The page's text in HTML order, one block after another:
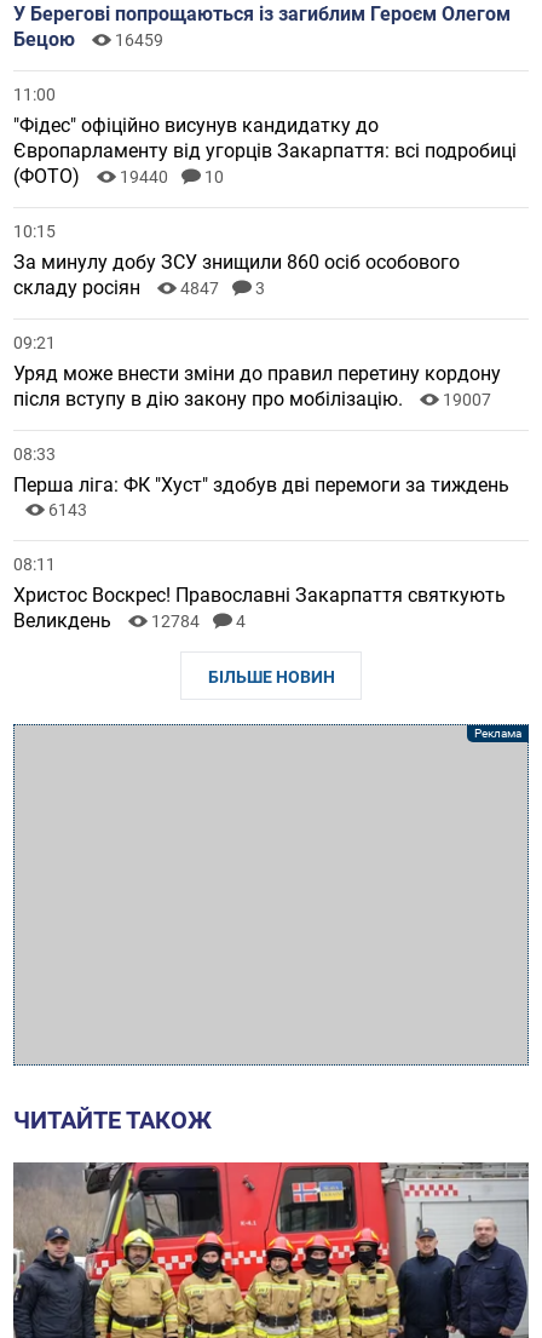
У Берегові попрощаються із загиблим Героєм Олегом
Бецою
16459
11:00
"Фідес" офіційно висунув кандидатку до
Європарламенту від угорців Закарпаття: всі подробиці
(ФОТО)
19440 10
10:15
За минулу добу ЗСУ знищили 860 осіб особового
складу росіян
4847 3
09:21
Уряд може внести зміни до правил перетину кордону
після вступу в дію закону про мобілізацію.
19007
08:33
Перша ліга: ФК "Хуст" здобув дві перемоги за тиждень
6143
08:11
Христос Воскрес! Православні Закарпаття святкують
Великдень
12784 4
БІЛЬШЕ НОВИН
ЧИТАЙТЕ ТАКОЖ